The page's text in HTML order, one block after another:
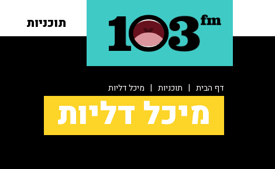
תוכניות
דף הבית | תוכניות | מיכל דליות
מיכל דליות